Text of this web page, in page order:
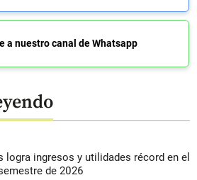
a nuestro canal de Whatsapp
logra ingresos y utilidades récord en el
de 2026